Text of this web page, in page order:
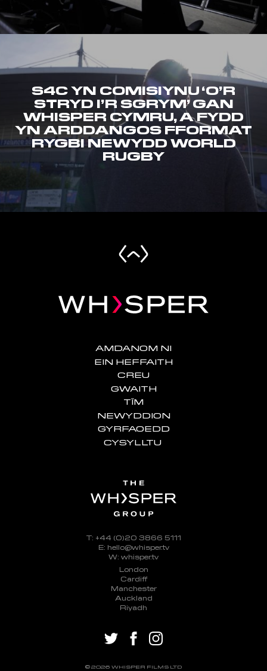
S4C YN COMISIYNU ‘O’R
STRYD I’R SGRYM’ GAN
WHISPER CYMRU, A FYDD
YN ARDDANGOS FFORMAT
RYGBI NEWYDD WORLD
RUGBY
AMDANOM NI
EIN HEFFAITH
CREU
GWAITH
TÎM
NEWYDDION
GYRFAOEDD
CYSYLLTU
T: +44 (0)20 3866 5111
E: hello@whisper.tv
W: whisper.tv
London
Cardiff
Manchester
Auckland
Riyadh
© 2026 WHISPER FILMS LTD
twitter facebookinstagram